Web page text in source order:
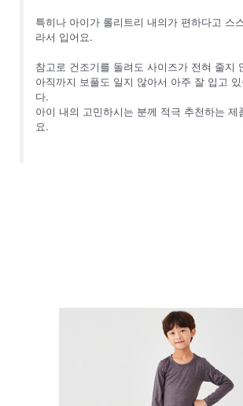
특히나 아이가 롤리트리 내의가 편하다고 스
라서 입어요.
참고로 건조기를 돌려도 사이즈가 전혀 줄지
아직까지 보풀도 일지 않아서 아주 잘 입고 있
다.
아이 내의 고민하시는 분께 적극 추천하는 제
요.